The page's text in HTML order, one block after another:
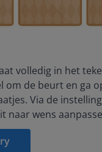
volledig in het
om de beurt en ga
Via de
naar wens